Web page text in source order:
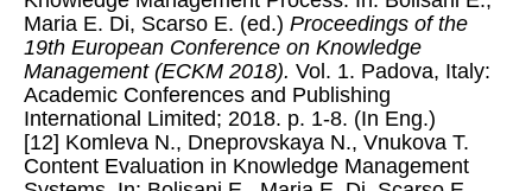
Maria E. Di, Scarso E. (ed.) Proceedings of the
19th European Conference on Knowledge
Management (ECKM 2018). Vol. 1. Padova, Italy:
Academic Conferences and Publishing
International Limited; 2018. p. 1-8. (In Eng.)
[12] Komleva N., Dneprovskaya N., Vnukova T.
Content Evaluation in Knowledge Management